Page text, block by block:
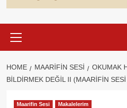
Menu
HOME MAARIFIN SESI
OKUMAK
BILDIRMEK DEĞIL II (MAARIFIN
Maarifin Sesi Makalelerim